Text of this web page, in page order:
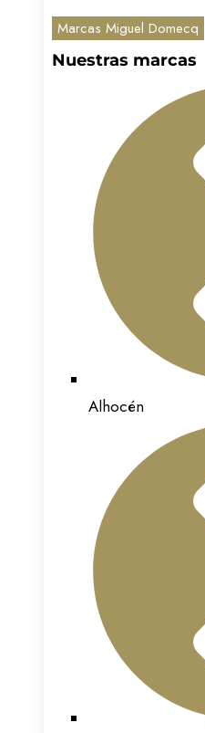
Marcas Miguel Domecq
Nuestras marcas
Alhocén